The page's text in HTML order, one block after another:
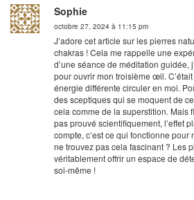
Sophie
octobre 27, 2024 à 11:15 pm
J’adore cet article sur les pierres
chakras ! Cela me rappelle une
d’une séance de méditation guidée,
pour ouvrir mon troisième œil.
énergie différente circuler en moi.
des sceptiques qui se moquent de
cela comme de la superstition. Mais
pas prouvé scientifiquement, l’effet
compte, c’est ce qui fonctionne
ne trouvez pas cela fascinant ? Les
véritablement offrir un espace de
soi-même !